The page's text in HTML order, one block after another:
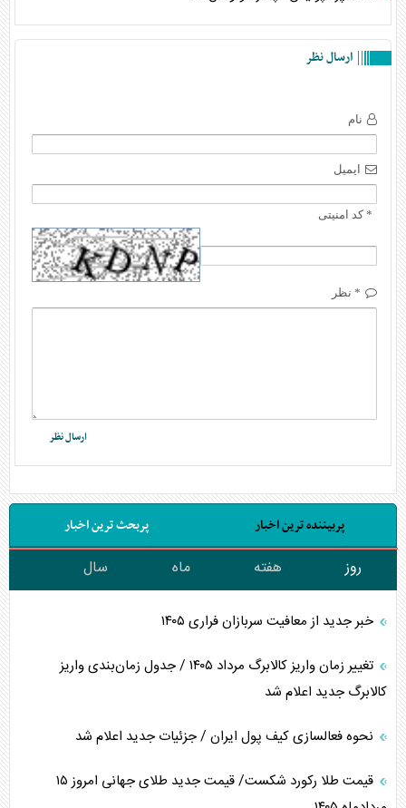
ارسال نظر
نام
ایمیل
* کد امنیتی
* نظر
پربیننده ترین اخبار پربحث ترین اخبار
روز هفته ماه سال
خبر جدید از معافیت سربازان فراری ۱۴۰۵
تغییر زمان واریز کالابرگ مرداد ۱۴۰۵ / جدول زمان‌بندی واریز
کالابرگ جدید اعلام شد
نحوه فعالسازی کیف پول ایران / جزئیات جدید اعلام شد
قیمت طلا رکورد شکست/ قیمت جدید طلای جهانی امروز ۱۵